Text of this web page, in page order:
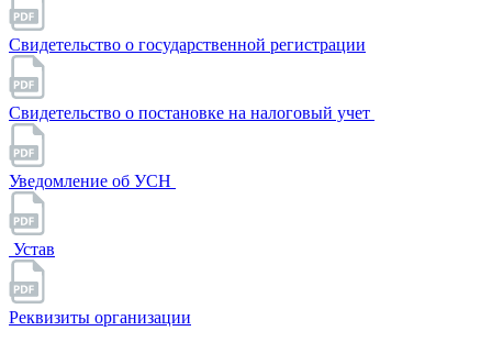
Свидетельство о государственной регистрации
Свидетельство о постановке на налоговый учет
Уведомление об УСН
Устав
Реквизиты организации